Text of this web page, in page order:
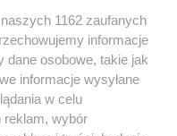
HOSTING
1162 zaufanych
informacje
dane osobowe, takie jak
informacje wysyłane
w celu
reklam, wybór